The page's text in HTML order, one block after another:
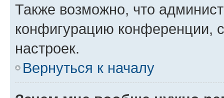
Также возможно, что
конфигурацию конференции,
настроек.
Вернуться к началу